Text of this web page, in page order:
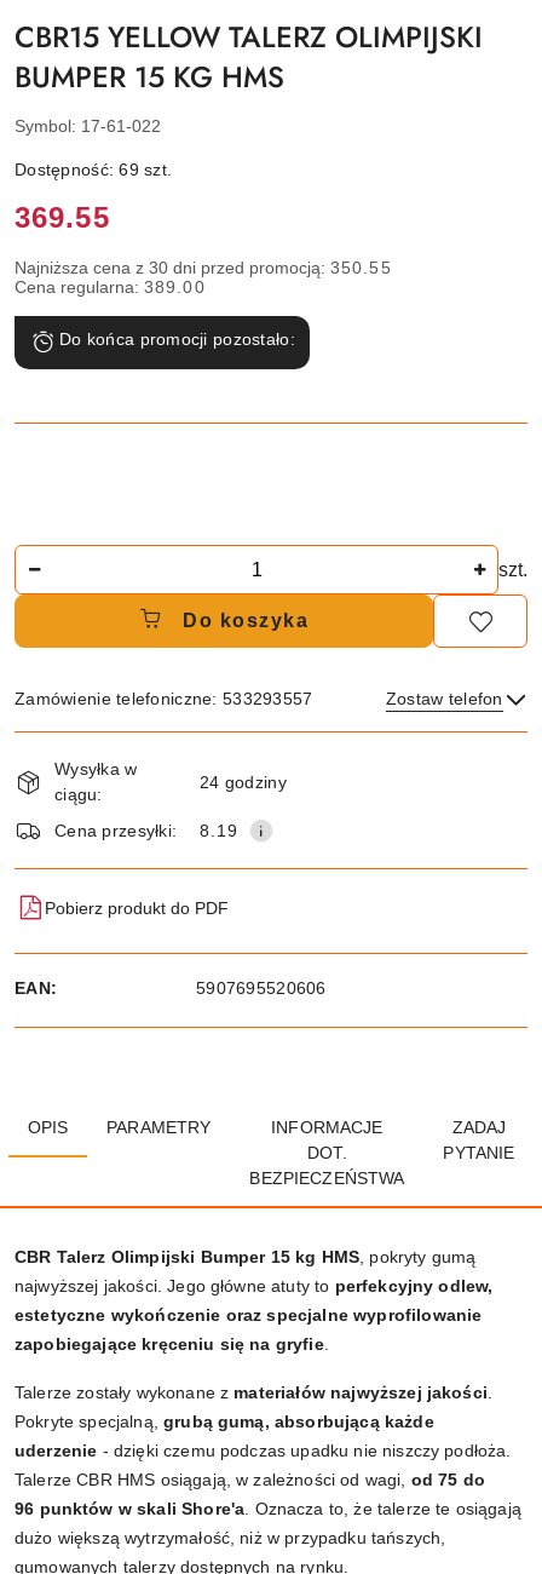
CBR15 YELLOW TALERZ OLIMPIJSKI
BUMPER 15 KG HMS
Symbol: 17-61-022
Dostępność:69szt.
Cena:
369.55
Najniższa cena z 30 dni przed promocją: 350.55
Cena regularna: 389.00
Do końca promocji pozostało:
szt.
Do koszyka
Zamówienie telefoniczne: 533293557 Zostaw telefon
i
dostawa
Wysyłka w
ciągu:
24 godziny
Cena przesyłki: 8.19
Pobierz produkt do PDF
EAN: 5907695520606
OPIS PARAMETRY
INFORMACJE
DOT.
BEZPIECZEŃSTWA
ZADAJ
PYTANIE
CBR Talerz Olimpijski Bumper 15 kg HMS , pokryty gumą
najwyższej jakości. Jego główne atuty to perfekcyjny odlew,
estetyczne wykończenie oraz specjalne wyprofilowanie
zapobiegające kręceniu się na gryfie.
Talerze zostały wykonane z materiałów najwyższej jakości
Pokryte specjalną,grubą gumą, absorbującą każde
uderzenie - dzięki czemu podczas upadku nie niszczy podłoża.
Talerze CBR HMS osiągają, w zależności od wagi, od 75 do
96 punktów w skali Shore'a . Oznacza to, że talerze te osiągają
dużo większą wytrzymałość, niż w przypadku tańszych,
gumowanych talerzy dostępnych na rynku.